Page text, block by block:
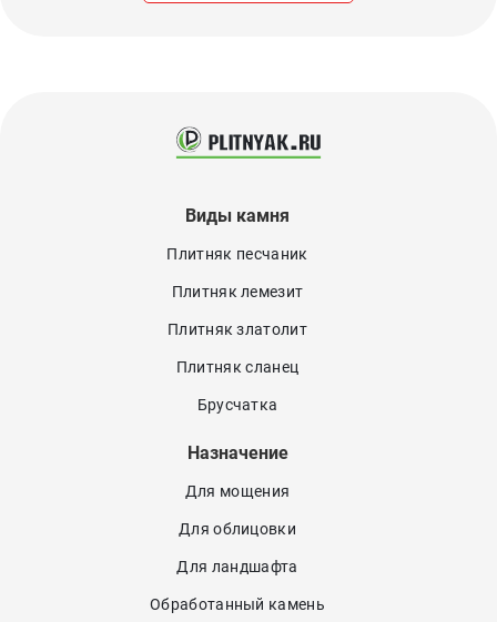
Виды камня
Плитняк песчаник
Плитняк лемезит
Плитняк златолит
Плитняк сланец
Брусчатка
Назначение
Для мощения
Для облицовки
Для ландшафта
Обработанный камень